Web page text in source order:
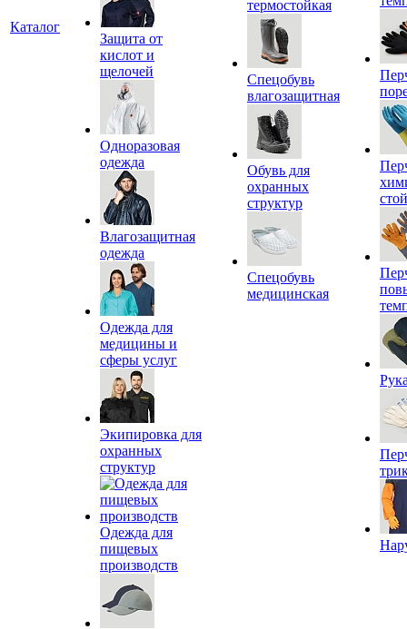
Каталог
Защита от
кислот и
щелочей
Одноразовая
одежда
Влагозащитная
одежда
Одежда для
медицины и
сферы услуг
Экипировка для
охранных
структур
Одежда для
пищевых
производств
термостойкая
Спецобувь
влагозащитная
Обувь для
охранных
структур
Спецобувь
медицинская